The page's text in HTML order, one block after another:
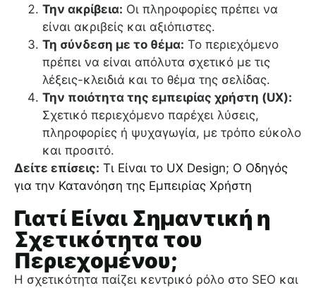
Την ακρίβεια: Οι πληροφορίες πρέπει να
είναι ακριβείς και αξιόπιστες.
Τη σύνδεση με το θέμα: Το περιεχόμενο
πρέπει να είναι απόλυτα σχετικό με τις
λέξεις-κλειδιά και το θέμα της σελίδας.
Την ποιότητα της εμπειρίας χρήστη (UX):
Σχετικό περιεχόμενο παρέχει λύσεις,
πληροφορίες ή ψυχαγωγία, με τρόπο εύκολο
και προσιτό.
Δείτε επίσεις: Τι Είναι το UX Design; Ο Οδηγός
για την Κατανόηση της Εμπειρίας Χρήστη
Γιατί Είναι Σημαντική η
Σχετικότητα του
Περιεχομένου;
Η σχετικότητα παίζει κεντρικό ρόλο στο SEO και